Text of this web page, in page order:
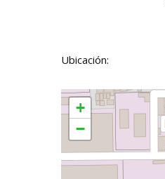
Ubicación:
+
−